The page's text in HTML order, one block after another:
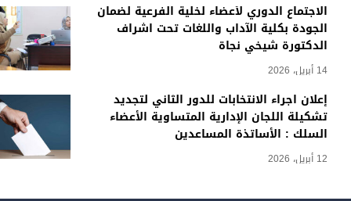
الاجتماع الدوري لأعضاء لخلية الفرعية لضمان
الجودة بكلية الآداب واللغات تحت اشراف
الدكتورة شيخي نجاة
14 أبريل، 2026
إعلان اجراء الانتخابات للدور الثاني لتجديد
تشكيلة اللجان الإدارية المتساوية الأعضاء
السلك : الأساتذة المساعدين
12 أبريل، 2026